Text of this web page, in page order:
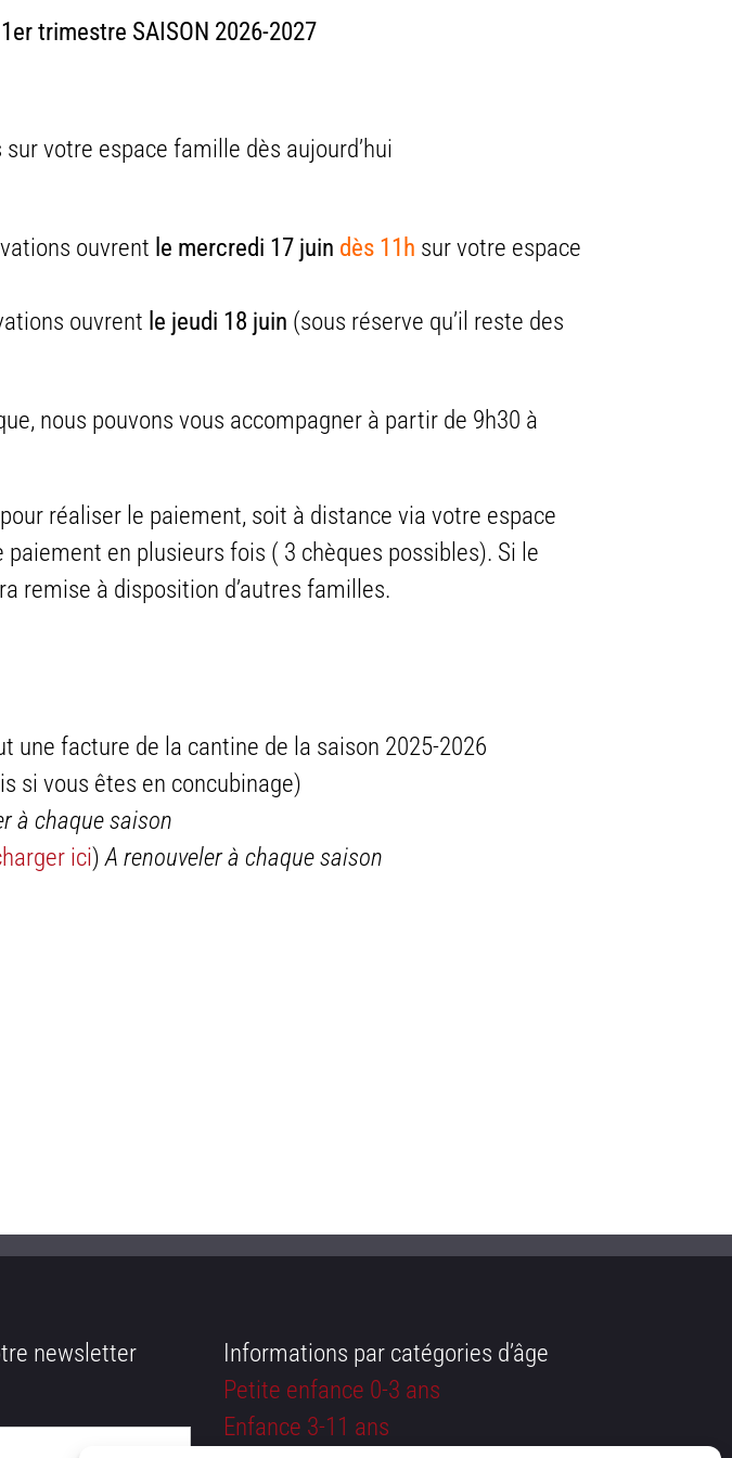
1er trimestre SAISON 2026-2027
votre espace famille dès aujourd’hui
ouvrent le mercredi 17 juin dès 11h sur votre espace
ons ouvrent le jeudi 18 juin (sous réserve qu’il reste des
nous pouvons vous accompagner à partir de 9h30 à
réaliser le paiement, soit à distance via votre espace
en plusieurs fois ( 3 chèques possibles). Si le
remise à disposition d’autres familles.
une facture de la cantine de la saison 2025-2026
si vous êtes en concubinage)
à chaque saison
ici)A renouveler à chaque saison
newsletter
Informations par catégories d’âge
Petite enfance 0-3 ans
Enfance 3-11 ans